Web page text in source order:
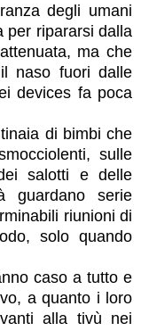
degli umani
per ripararsi dalla
ma che
naso fuori dalle
devices fa poca
di bimbi che
sulle
salotti e delle
guardano serie
riunioni di
solo quando
caso a tutto e
a quanto i loro
alla tivù nei